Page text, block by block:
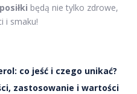
będą nie tylko zdrowe,
i smaku!
co jeść i czego unikać?
zastosowanie i wartości